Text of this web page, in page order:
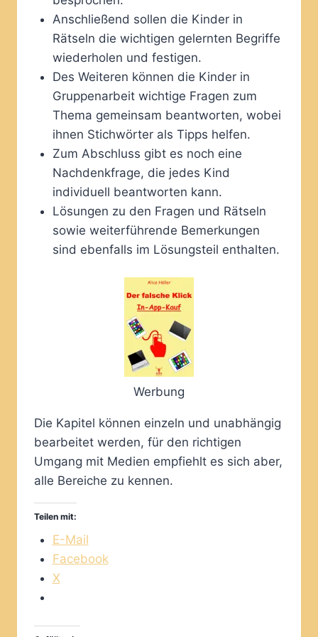
Anschließend sollen die Kinder in
Rätseln die wichtigen gelernten Begriffe
wiederholen und festigen.
Des Weiteren können die Kinder in
Gruppenarbeit wichtige Fragen zum
Thema gemeinsam beantworten, wobei
ihnen Stichwörter als Tipps helfen.
Zum Abschluss gibt es noch eine
Nachdenkfrage, die jedes Kind
individuell beantworten kann.
Lösungen zu den Fragen und Rätseln
sowie weiterführende Bemerkungen
sind ebenfalls im Lösungsteil enthalten.
Werbung
Die Kapitel können einzeln und unabhängig
bearbeitet werden, für den richtigen
Umgang mit Medien empfiehlt es sich aber,
alle Bereiche zu kennen.
Teilen mit:
E-Mail
Facebook
X